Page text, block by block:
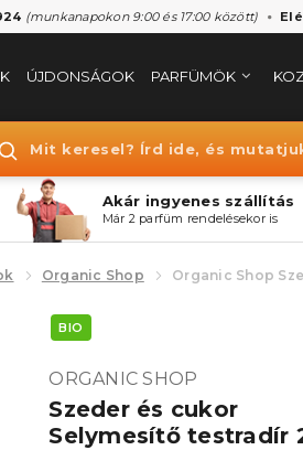
(munkanapokon 9:00 és 17:00 között)
ÚJDONSÁGOK PARFÜMÖK
Mit keresel? Írd ide, és
Akár ingyenes szállítás
Már 2 parfüm rendelésekor is
Organic Shop Organic Shop
BIO
ORGANIC SHOP
Szeder és cukor
Selymesítő testradír